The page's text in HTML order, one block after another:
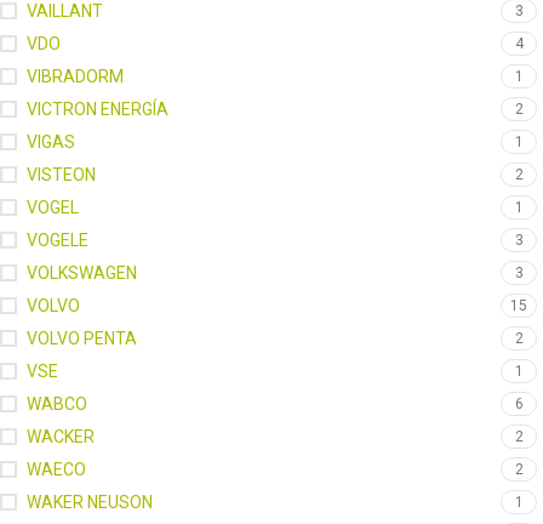
VAILLANT 3
VDO 4
VIBRADORM 1
VICTRON ENERGÍA 2
VIGAS 1
VISTEON 2
VOGEL 1
VOGELE 3
VOLKSWAGEN 3
VOLVO 15
VOLVO PENTA 2
VSE 1
WABCO 6
WACKER 2
WAECO 2
WAKER NEUSON 1